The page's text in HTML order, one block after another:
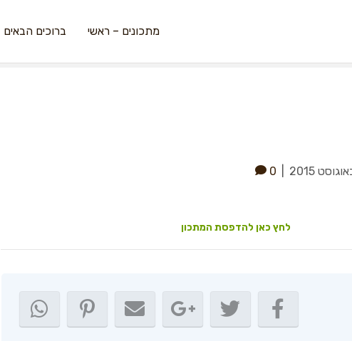
מתכונים – ראשי ברוכים הבאים
0
לחץ כאן להדפסת המתכון